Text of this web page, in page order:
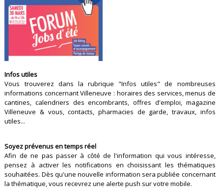
Infos utiles
Vous trouverez dans la rubrique "Infos utiles" de nombreuses
informations concernant Villeneuve : horaires des services, menus de
cantines, calendriers des encombrants, offres d'emploi, magazine
Villeneuve & vous, contacts, pharmacies de garde, travaux, infos
utiles...
Soyez prévenus en temps réel
Afin de ne pas passer à côté de l'information qui vous intéresse,
pensez à activer les notifications en choisissant les thématiques
souhaitées. Dès qu'une nouvelle information sera publiée concernant
la thématique, vous recevrez une alerte push sur votre mobile.